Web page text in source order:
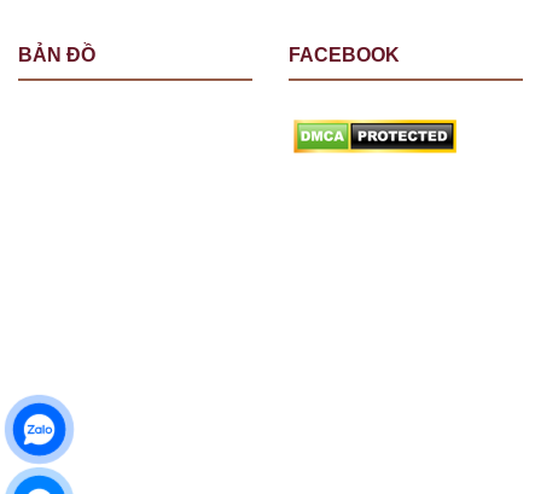
BẢN ĐỒ FACEBOOK